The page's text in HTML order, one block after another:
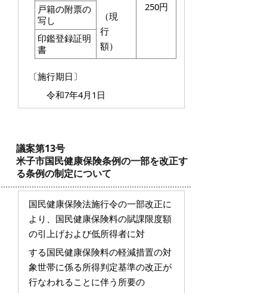
（現
行
額）
250円
戸籍の附票の
写し
印鑑登録証明
書
〔施行期日〕
令和7年4月1日
議案第13号
米子市国民健康保険条例の一部を改正す
る条例の制定について
国民健康保険法施行令の一部改正に
より、国民健康保険料の賦課限度額
の引上げおよび低所得者に対
する国民健康保険料の軽減措置の対
象世帯に係る所得判定基準の改正が
行なわれることに伴う所要の